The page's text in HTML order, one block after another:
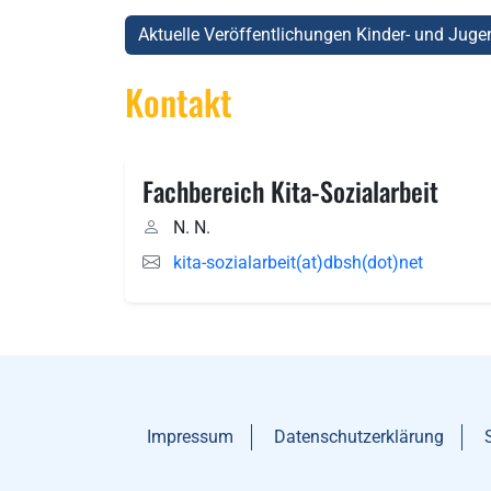
Aktuelle Veröffentlichungen Kinder- und
Kontakt
Fachbereich Kita-Sozialarbeit
N. N.
kita-sozialarbeit(at)dbsh(dot)net
Impressum Datenschutzerklärung